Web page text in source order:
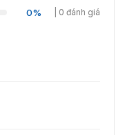
0% | 0 đánh giá